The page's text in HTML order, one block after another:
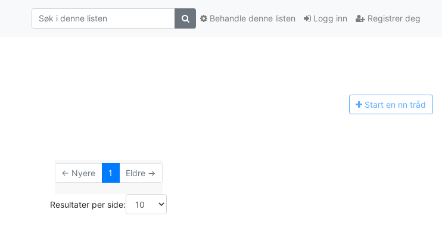
Logg inn Registrer deg
Behandle denne listen
Start en nn tråd
← Nyere 1 Eldre →
Resultater per side: